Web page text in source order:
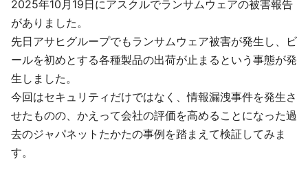
2025年10月19日にアスクルでランサムウェアの被害報告
がありました。
先日アサヒグループでもランサムウェア被害が発生し、ビ
ールを初めとする各種製品の出荷が止まるという事態が発
生しました。
今回はセキュリティだけではなく、情報漏洩事件を発生さ
せたものの、かえって会社の評価を高めることになった過
去のジャパネットたかたの事例を踏まえて検証してみま
す。